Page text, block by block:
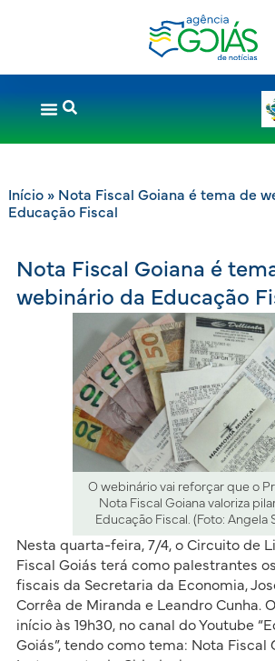
Início» Nota Fiscal Goiana é tema de
Educação Fiscal
Nota Fiscal Goiana é
webinário da Educação
O webinário vai reforçar que o
Nota Fiscal Goiana valoriza
Educação Fiscal. (Foto: Angela
Nesta quarta-feira, 7/4, o Circuito de
Fiscal Goiás terá como palestrantes
fiscais da Secretaria da Economia,
Corrêa de Miranda e Leandro Cunha.
início às 19h30, no canal do Youtube
Goiás”, tendo como tema: Nota Fiscal